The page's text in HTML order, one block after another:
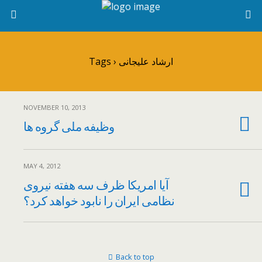
Tags › ارشاد علیجانی
NOVEMBER 10, 2013
وظیفه ملی گروه ها
MAY 4, 2012
آیا امریکا ظرف سه هفته نیروی
نظامی ایران را نابود خواهد کرد؟
Back to top